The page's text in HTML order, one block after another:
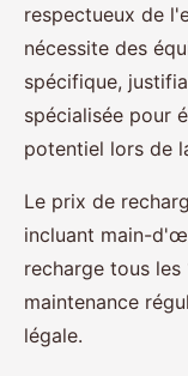
respectueux de
nécessite des
spécifique,
spécialisée pour
potentiel lors de
Le prix de
incluant main-
recharge tous les
maintenance
légale.